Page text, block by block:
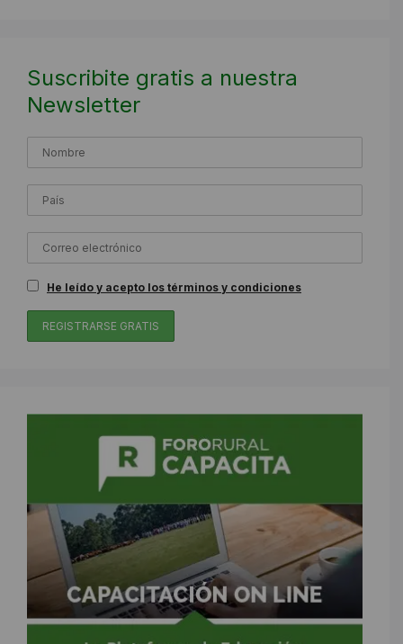
Suscribite gratis a nuestra
Newsletter
He leído y acepto los términos y condiciones